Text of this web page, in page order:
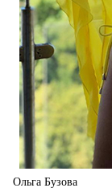
Ольга Бузова